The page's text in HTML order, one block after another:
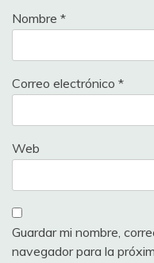
Nombre *
Correo electrónico *
Web
Guardar mi nombre,
navegador para la